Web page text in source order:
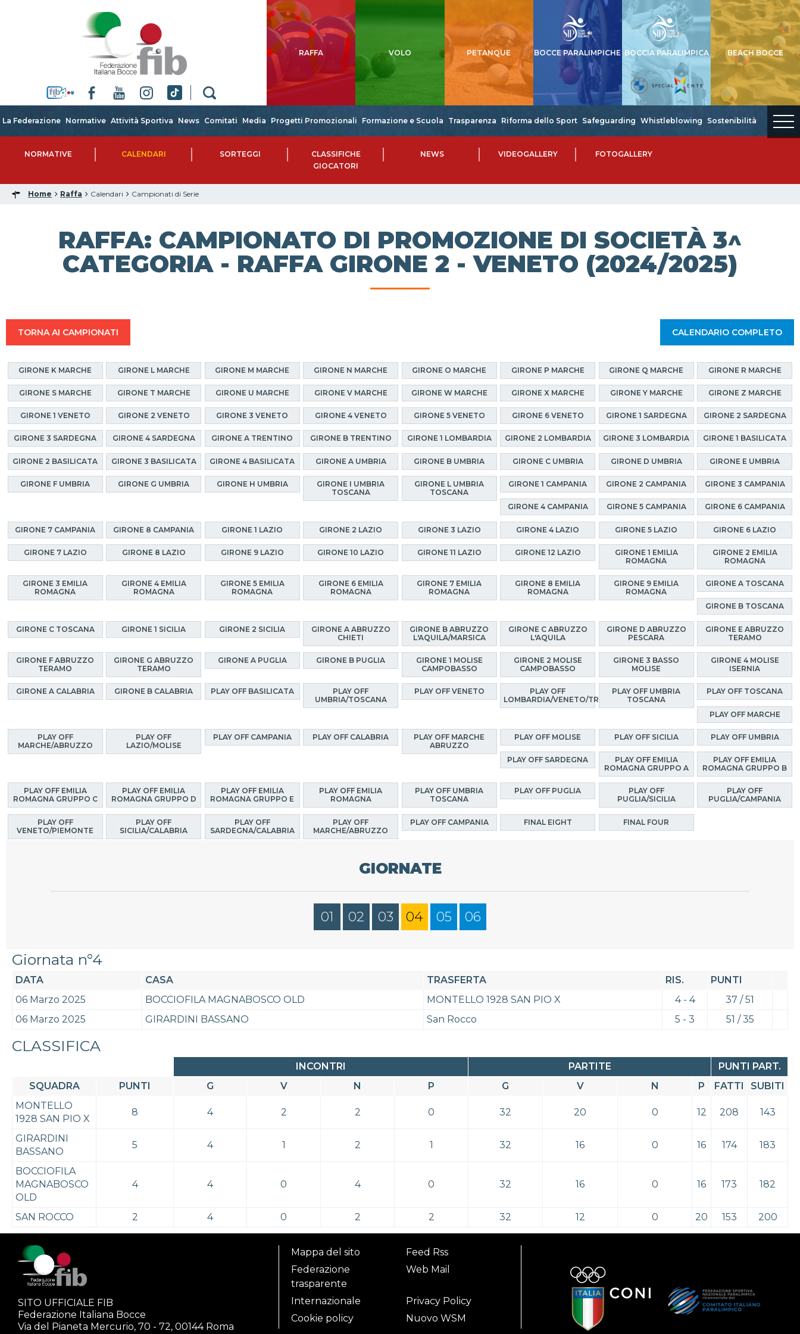
RAFFA VOLO PETANQUE BOCCE PARALIMPICHE BOCCIA PARALIMPICA BEACH BOCCE
La Federazione Normative Attività Sportiva News Comitati Media Progetti Promozionali Formazione e Scuola Trasparenza Riforma dello Sport Safeguarding Whistleblowing Sostenibilità
NORMATIVE CALENDARI SORTEGGI
CLASSIFICHE
GIOCATORI
NEWS VIDEOGALLERY FOTOGALLERY
Home Raffa Calendari Campionati di Serie
RAFFA: CAMPIONATO DI PROMOZIONE DI SOCIETÀ 3^
CATEGORIA - RAFFA GIRONE 2 - VENETO (2024/2025)
TORNA AI CAMPIONATI CALENDARIO COMPLETO
GIRONE K MARCHE GIRONE L MARCHE GIRONE M MARCHE GIRONE N MARCHE GIRONE O MARCHE GIRONE P MARCHE GIRONE Q MARCHE GIRONE R MARCHE
GIRONE S MARCHE GIRONE T MARCHE GIRONE U MARCHE GIRONE V MARCHE GIRONE W MARCHE GIRONE X MARCHE GIRONE Y MARCHE GIRONE Z MARCHE
GIRONE 1 VENETO GIRONE 2 VENETO GIRONE 3 VENETO GIRONE 4 VENETO GIRONE 5 VENETO GIRONE 6 VENETO GIRONE 1 SARDEGNA GIRONE 2 SARDEGNA
GIRONE 3 SARDEGNA GIRONE 4 SARDEGNA GIRONE A TRENTINO GIRONE B TRENTINO GIRONE 1 LOMBARDIA GIRONE 2 LOMBARDIA GIRONE 3 LOMBARDIA GIRONE 1 BASILICATA
GIRONE 2 BASILICATA GIRONE 3 BASILICATA GIRONE 4 BASILICATA GIRONE A UMBRIA GIRONE B UMBRIA GIRONE C UMBRIA GIRONE D UMBRIA GIRONE E UMBRIA
GIRONE F UMBRIA GIRONE G UMBRIA GIRONE H UMBRIA
GIRONE I UMBRIA
TOSCANA
GIRONE L UMBRIA
TOSCANA
GIRONE 1 CAMPANIA GIRONE 2 CAMPANIA GIRONE 3 CAMPANIA
GIRONE 4 CAMPANIA GIRONE 5 CAMPANIA GIRONE 6 CAMPANIA
GIRONE 7 CAMPANIA GIRONE 8 CAMPANIA GIRONE 1 LAZIO GIRONE 2 LAZIO GIRONE 3 LAZIO GIRONE 4 LAZIO GIRONE 5 LAZIO GIRONE 6 LAZIO
GIRONE 7 LAZIO GIRONE 8 LAZIO GIRONE 9 LAZIO GIRONE 10 LAZIO GIRONE 11 LAZIO GIRONE 12 LAZIO
GIRONE 1 EMILIA
ROMAGNA
GIRONE 2 EMILIA
ROMAGNA
GIRONE 3 EMILIA
ROMAGNA
GIRONE 4 EMILIA
ROMAGNA
GIRONE 5 EMILIA
ROMAGNA
GIRONE 6 EMILIA
ROMAGNA
GIRONE 7 EMILIA
ROMAGNA
GIRONE 8 EMILIA
ROMAGNA
GIRONE 9 EMILIA
ROMAGNA
GIRONE A TOSCANA
GIRONE B TOSCANA
GIRONE C TOSCANA GIRONE 1 SICILIA GIRONE 2 SICILIA
GIRONE A ABRUZZO
CHIETI
GIRONE B ABRUZZO
L'AQUILA/MARSICA
GIRONE C ABRUZZO
L'AQUILA
GIRONE D ABRUZZO
PESCARA
GIRONE E ABRUZZO
TERAMO
GIRONE F ABRUZZO
TERAMO
GIRONE G ABRUZZO
TERAMO
GIRONE A PUGLIA GIRONE B PUGLIA
GIRONE 1 MOLISE
CAMPOBASSO
GIRONE 2 MOLISE
CAMPOBASSO
GIRONE 3 BASSO
MOLISE
GIRONE 4 MOLISE
ISERNIA
GIRONE A CALABRIA GIRONE B CALABRIA PLAY OFF BASILICATA
PLAY OFF
UMBRIA/TOSCANA
PLAY OFF VENETO
PLAY OFF
LOMBARDIA/VENETO/TRENTINO
PLAY OFF UMBRIA
TOSCANA
PLAY OFF TOSCANA
PLAY OFF MARCHE
PLAY OFF
MARCHE/ABRUZZO
PLAY OFF
LAZIO/MOLISE
PLAY OFF CAMPANIA PLAY OFF CALABRIA
PLAY OFF MARCHE
ABRUZZO
PLAY OFF MOLISE PLAY OFF SICILIA PLAY OFF UMBRIA
PLAY OFF SARDEGNA
PLAY OFF EMILIA
ROMAGNA GRUPPO A
PLAY OFF EMILIA
ROMAGNA GRUPPO B
PLAY OFF EMILIA
ROMAGNA GRUPPO C
PLAY OFF EMILIA
ROMAGNA GRUPPO D
PLAY OFF EMILIA
ROMAGNA GRUPPO E
PLAY OFF EMILIA
ROMAGNA
PLAY OFF UMBRIA
TOSCANA
PLAY OFF PUGLIA
PLAY OFF
PUGLIA/SICILIA
PLAY OFF
PUGLIA/CAMPANIA
PLAY OFF
VENETO/PIEMONTE
PLAY OFF
SICILIA/CALABRIA
PLAY OFF
SARDEGNA/CALABRIA
PLAY OFF
MARCHE/ABRUZZO
PLAY OFF CAMPANIA FINAL EIGHT FINAL FOUR
GIORNATE
01 02 03 04 05 06
Giornata n°4
DATA CASA TRASFERTA RIS.
PUNTI
06 Marzo 2025
BOCCIOFILA MAGNABOSCO OLD MONTELLO 1928 SAN PIO X 4 - 4
37 / 51
06 Marzo 2025
GIRARDINI BASSANO San Rocco 5 - 3 51 / 35
CLASSIFICA
INCONTRI PARTITE
PUNTI PART.
SQUADRA
PUNTI G V N P G V N P FATTI
SUBITI
MONTELLO
1928 SAN PIO X
8 4 2 2 0 32 20 0 12 208 143
GIRARDINI
BASSANO
5 4 1 2 1 32 16 0 16 174 183
BOCCIOFILA
MAGNABOSCO
OLD
4 4 0 4 0 32 16 0 16 173 182
SAN ROCCO 2 4 0 2 2 32 12 0 20 153 200
SITO UFFICIALE FIB
Federazione Italiana Bocce
Via del Pianeta Mercurio, 70 - 72, 00144 Roma
Mappa del sito
Feed Rss
Federazione
trasparente
Web Mail
Internazionale
Privacy Policy
Cookie policy
Nuovo WSM